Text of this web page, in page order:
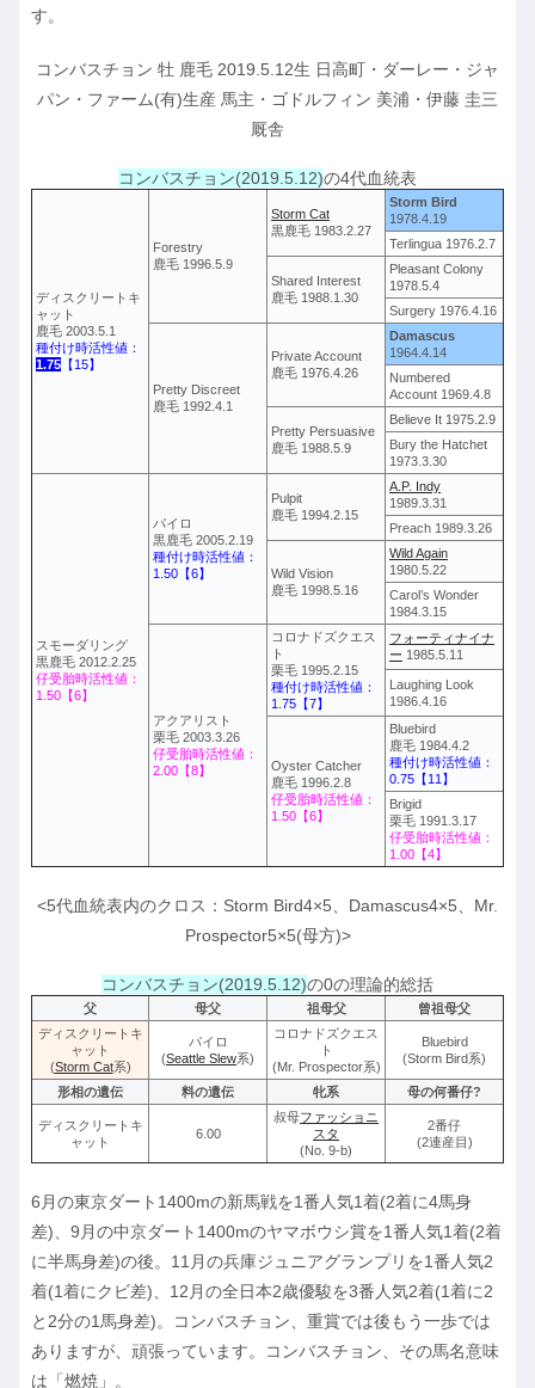
す。
コンバスチョン 牡 鹿毛 2019.5.12生 日高町・ダーレー・ジャ
パン・ファーム(有)生産 馬主・ゴドルフィン 美浦・伊藤 圭三
厩舎
コンバスチョン(2019.5.12)の4代血統表
ディスクリートキ
ャット
鹿毛 2003.5.1
種付け時活性値：
1.75 【15】
Forestry
鹿毛 1996.5.9
Storm Cat
黒鹿毛 1983.2.27
Storm Bird
1978.4.19
Terlingua 1976.2.7
Shared Interest
鹿毛 1988.1.30
Pleasant Colony
1978.5.4
Surgery 1976.4.16
Pretty Discreet
鹿毛 1992.4.1
Private Account
鹿毛 1976.4.26
Damascus
1964.4.14
Numbered
Account 1969.4.8
Pretty Persuasive
鹿毛 1988.5.9
Believe It 1975.2.9
Bury the Hatchet
1973.3.30
スモーダリング
黒鹿毛 2012.2.25
仔受胎時活性値：
1.50【6】
パイロ
黒鹿毛 2005.2.19
種付け時活性値：
1.50【6】
Pulpit
鹿毛 1994.2.15
A.P. Indy
1989.3.31
Preach 1989.3.26
Wild Vision
鹿毛 1998.5.16
Wild Again
1980.5.22
Carol’s Wonder
1984.3.15
アクアリスト
栗毛 2003.3.26
仔受胎時活性値：
2.00【8】
コロナドズクエス
ト
栗毛 1995.2.15
種付け時活性値：
1.75【7】
フォーティナイナ
ー 1985.5.11
Laughing Look
1986.4.16
Oyster Catcher
鹿毛 1996.2.8
仔受胎時活性値：
1.50【6】
Bluebird
鹿毛 1984.4.2
種付け時活性値：
0.75【11】
Brigid
栗毛 1991.3.17
仔受胎時活性値：
1.00【4】
<5代血統表内のクロス：Storm Bird4×5、Damascus4×5、Mr.
Prospector5×5(母方)>
コンバスチョン(2019.5.12)の0の理論的総括
父 母父 祖母父
曾祖母父
ディスクリートキ
ャット
(Storm Cat系)
パイロ
(Seattle Slew系)
コロナドズクエス
ト
(Mr. Prospector系)
Bluebird
(Storm Bird系)
形相の遺伝 料の遺伝 牝系 母の何番仔?
ディスクリートキ
ャット
6.00
叔母ファッショニ
スタ
(No. 9-b)
2番仔
(2連産目)
6月の東京ダート1400mの新馬戦を1番人気1着(2着に4馬身
差)、9月の中京ダート1400mのヤマボウシ賞を1番人気1着(2着
に半馬身差)の後。11月の兵庫ジュニアグランプリを1番人気2
着(1着にクビ差)、12月の全日本2歳優駿を3番人気2着(1着に2
と2分の1馬身差)。コンバスチョン、重賞では後もう一歩では
ありますが、頑張っています。コンバスチョン、その馬名意味
は「燃焼」。